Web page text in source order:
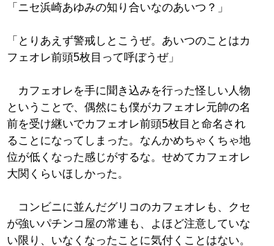
「ニセ浜崎あゆみの知り合いなのあいつ？」
「とりあえず警戒しとこうぜ。あいつのことはカ
フェオレ前頭5枚目って呼ぼうぜ」
カフェオレを手に聞き込みを行った怪しい人物
ということで、偶然にも僕がカフェオレ元帥の名
前を受け継いでカフェオレ前頭5枚目と命名され
ることになってしまった。なんかめちゃくちゃ地
位が低くなった感じがするな。せめてカフェオレ
大関くらいほしかった。
コンビニに並んだグリコのカフェオレも、クセ
が強いパチンコ屋の常連も、よほど注意していな
い限り、いなくなったことに気付くことはない。